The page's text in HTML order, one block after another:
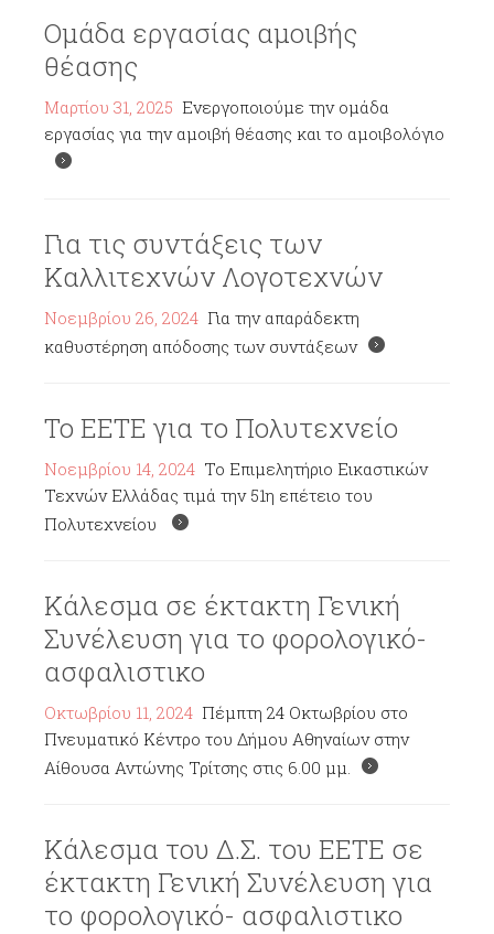
Ομάδα εργασίας αμοιβής
θέασης
Μαρτίου 31, 2025 Ενεργοποιούμε την ομάδα
εργασίας για την αμοιβή θέασης και το αμοιβολόγιο
Για τις συντάξεις των
Καλλιτεχνών Λογοτεχνών
Νοεμβρίου 26, 2024 Για την απαράδεκτη
καθυστέρηση απόδοσης των συντάξεων
Το ΕΕΤΕ για το Πολυτεχνείο
Νοεμβρίου 14, 2024 Το Επιμελητήριο Εικαστικών
Τεχνών Ελλάδας τιμά την 51η επέτειο του
Πολυτεχνείου
Κάλεσμα σε έκτακτη Γενική
Συνέλευση για το φορολογικό-
ασφαλιστικο
Οκτωβρίου 11, 2024 Πέμπτη 24 Οκτωβρίου στο
Πνευματικό Κέντρο του Δήμου Αθηναίων στην
Αίθουσα Αντώνης Τρίτσης στις 6.00 μμ.
Κάλεσμα του Δ.Σ. του ΕΕΤΕ σε
έκτακτη Γενική Συνέλευση για
το φορολογικό- ασφαλιστικο